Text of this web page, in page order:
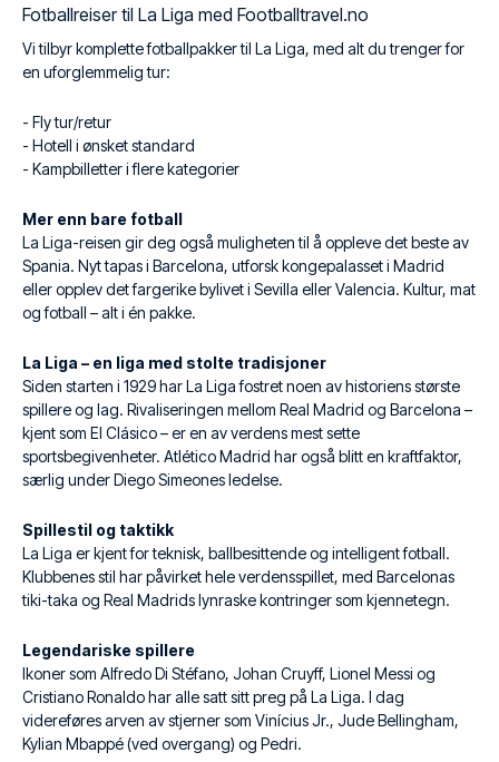
Fotballreiser til La Liga med Footballtravel.no
Vi tilbyr komplette fotballpakker til La Liga, med alt du trenger for
en uforglemmelig tur:
- Fly tur/retur
- Hotell i ønsket standard
- Kampbilletter i flere kategorier
Mer enn bare fotball
La Liga-reisen gir deg også muligheten til å oppleve det beste av
Spania. Nyt tapas i Barcelona, utforsk kongepalasset i Madrid
eller opplev det fargerike bylivet i Sevilla eller Valencia. Kultur, mat
og fotball – alt i én pakke.
La Liga – en liga med stolte tradisjoner
Siden starten i 1929 har La Liga fostret noen av historiens største
spillere og lag. Rivaliseringen mellom Real Madrid og Barcelona –
kjent som El Clásico – er en av verdens mest sette
sportsbegivenheter. Atlético Madrid har også blitt en kraftfaktor,
særlig under Diego Simeones ledelse.
Spillestil og taktikk
La Liga er kjent for teknisk, ballbesittende og intelligent fotball.
Klubbenes stil har påvirket hele verdensspillet, med Barcelonas
tiki-taka og Real Madrids lynraske kontringer som kjennetegn.
Legendariske spillere
Ikoner som Alfredo Di Stéfano, Johan Cruyff, Lionel Messi og
Cristiano Ronaldo har alle satt sitt preg på La Liga. I dag
videreføres arven av stjerner som Vinícius Jr., Jude Bellingham,
Kylian Mbappé (ved overgang) og Pedri.